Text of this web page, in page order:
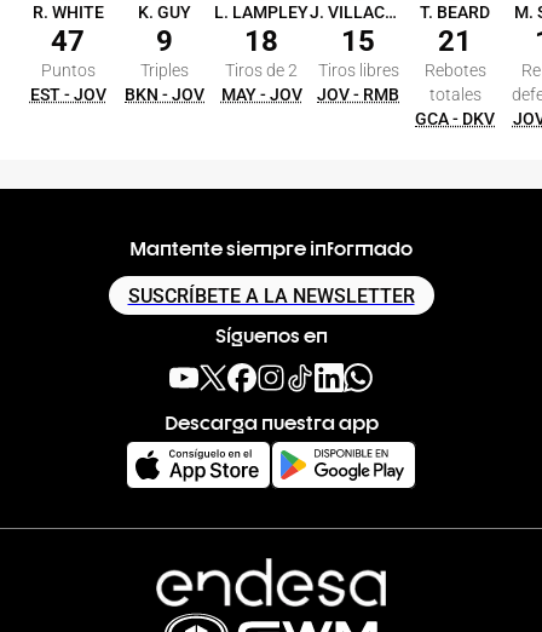
R. WHITE
47
Puntos
EST - JOV
K. GUY
9
Triples
BKN - JOV
L. LAMPLEY
18
Tiros de 2
MAY - JOV
J. VILLACAMPA
15
Tiros libres
JOV - RMB
T. BEARD
21
Rebotes
totales
GCA - DKV
M.
Mantente siempre informado
SUSCRÍBETE A LA NEWSLETTER
Síguenos en
Descarga nuestra app